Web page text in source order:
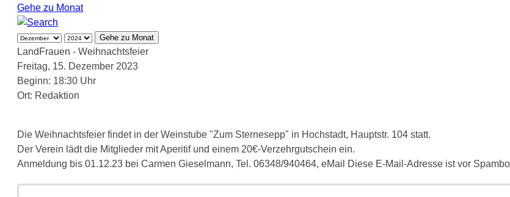
Gehe zu Monat
Gehe zu Monat
LandFrauen - Weihnachtsfeier
Freitag, 15. Dezember 2023
Beginn: 18:30 Uhr
Ort: Redaktion
Die Weihnachtsfeier findet in der Weinstube "Zum Sternesepp" in Hochstadt, Hauptstr. 104 statt.
Der Verein lädt die Mitglieder mit Aperitif und einem 20€-Verzehrgutschein ein.
Anmeldung bis 01.12.23 bei Carmen Gieselmann, Tel. 06348/940464, eMail
Diese E-Mail-Adresse ist vor